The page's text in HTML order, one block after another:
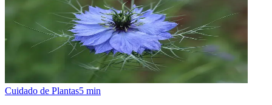
Cuidado de Plantas5 min